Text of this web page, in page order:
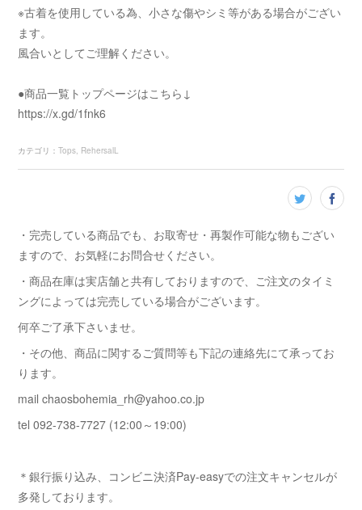
※古着を使用している為、小さな傷やシミ等がある場合がござい
ます。
風合いとしてご理解ください。
●商品一覧トップページはこちら↓
https://x.gd/1fnk6
カテゴリ ：Tops RehersalL
・完売している商品でも、お取寄せ・再製作可能な物もござい
ますので、お気軽にお問合せください。
・商品在庫は実店舗と共有しておりますので、ご注文のタイミ
ングによっては完売している場合がございます。
何卒ご了承下さいませ。
・その他、商品に関するご質問等も下記の連絡先にて承ってお
ります。
mail chaosbohemia_rh@yahoo.co.jp
tel 092-738-7727 (12:00～19:00)
＊銀行振り込み、コンビニ決済Pay-easyでの注文キャンセルが
多発しております。